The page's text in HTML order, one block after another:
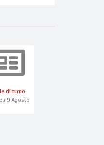
di turno
9 Agosto